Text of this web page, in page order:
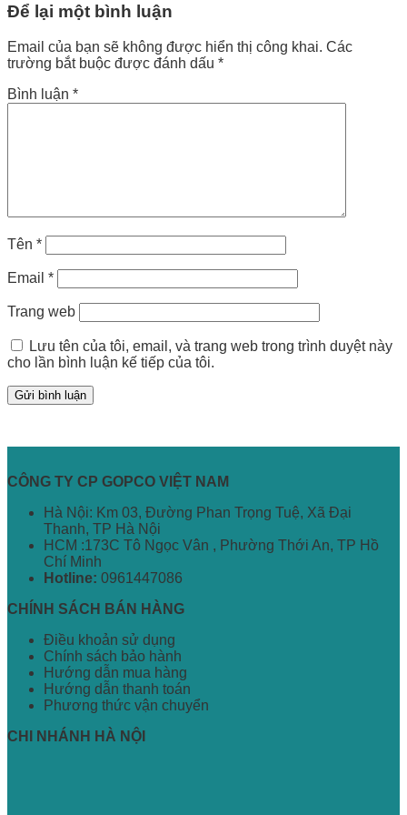
Để lại một bình luận
Email của bạn sẽ không được hiển thị công khai. Các
trường bắt buộc được đánh dấu *
Bình luận *
Tên *
Email *
Trang web
Lưu tên của tôi, email, và trang web trong trình duyệt này
cho lần bình luận kế tiếp của tôi.
CÔNG TY CP GOPCO VIỆT NAM
Hà Nội: Km 03, Đường Phan Trọng Tuệ, Xã Đại
Thanh, TP Hà Nội
HCM :173C Tô Ngọc Vân , Phường Thới An, TP Hồ
Chí Minh
Hotline: 0961447086
CHÍNH SÁCH BÁN HÀNG
Điều khoản sử dụng
Chính sách bảo hành
Hướng dẫn mua hàng
Hướng dẫn thanh toán
Phương thức vận chuyển
CHI NHÁNH HÀ NỘI